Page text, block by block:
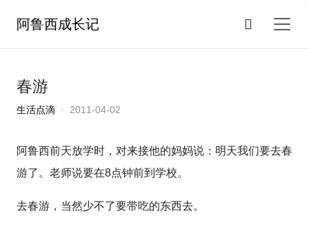
阿鲁西成长记
春游
生活点滴 · 2011-04-02
阿鲁西前天放学时，对来接他的妈妈说：明天我们要去春
游了。老师说要在8点钟前到学校。
去春游，当然少不了要带吃的东西去。